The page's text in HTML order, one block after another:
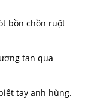
bồn chồn ruột
tan qua
tay anh hùng.